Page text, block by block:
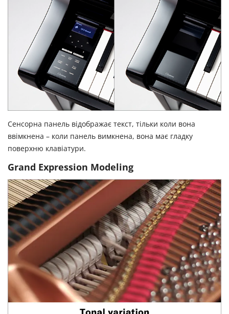
Сенсорна панель відображає текст, тільки коли вона
ввімкнена – коли панель вимкнена, вона має гладку
поверхню клавіатури.
Grand Expression Modeling